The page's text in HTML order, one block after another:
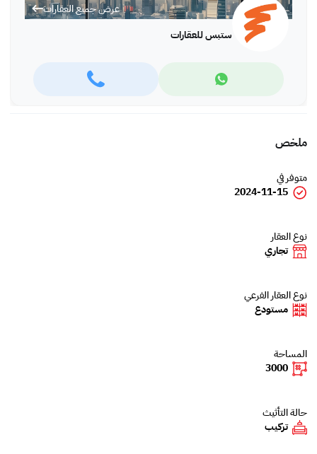
عرض جميع العقارات
ستبس للعقارات
ملخص
متوفر في
2024-11-15
نوع العقار
تجاري
نوع العقار الفرعي
مستودع
المساحة
3000
حالة التأثيث
تركيب